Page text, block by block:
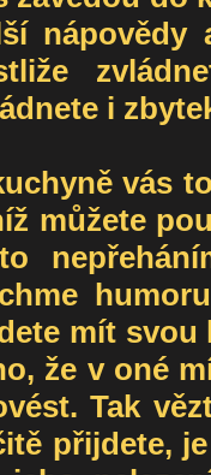
nápovědy
i
vás
můžete
mít svou
že v oné
Tak
přijdete,